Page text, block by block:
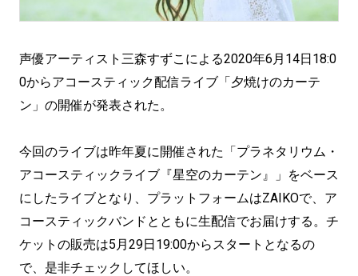
声優アーティスト三森すずこによる2020年6月14日18:0
0からアコースティック配信ライブ「夕焼けのカーテ
ン」の開催が発表された。
今回のライブは昨年夏に開催された「プラネタリウム・
アコースティックライブ『星空のカーテン』」をベース
にしたライブとなり、プラットフォームはZAIKOで、ア
コースティックバンドとともに生配信でお届けする。チ
ケットの販売は5月29日19:00からスタートとなるの
で、是非チェックしてほしい。